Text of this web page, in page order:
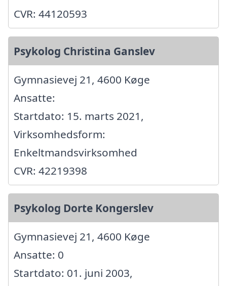
CVR: 44120593
Psykolog Christina Ganslev
Gymnasievej 21, 4600 Køge
Ansatte:
Startdato: 15. marts 2021,
Virksomhedsform:
Enkeltmandsvirksomhed
CVR: 42219398
Psykolog Dorte Kongerslev
Gymnasievej 21, 4600 Køge
Ansatte: 0
Startdato: 01. juni 2003,